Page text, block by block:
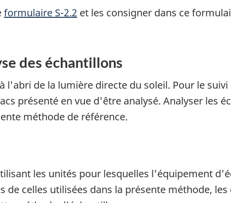
formulaire S-2.2 et les consigner dans ce
des échantillons
l'abri de la lumière directe du soleil. Pour le
présenté en vue d'être analysé. Analyser les
méthode de référence.
les unités pour lesquelles l'équipement
de celles utilisées dans la présente méthode,